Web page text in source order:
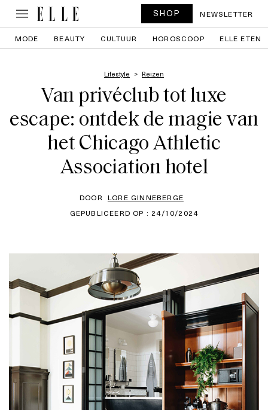
SHOP NEWSLETTER
MODE BEAUTY CULTUUR HOROSCOOP ELLE ETEN
Lifestyle Reizen
Van privéclub tot luxe
escape: ontdek de magie van
het Chicago Athletic
Association hotel
DOOR LORE GINNEBERGE
GEPUBLICEERD OP : 24/10/2024